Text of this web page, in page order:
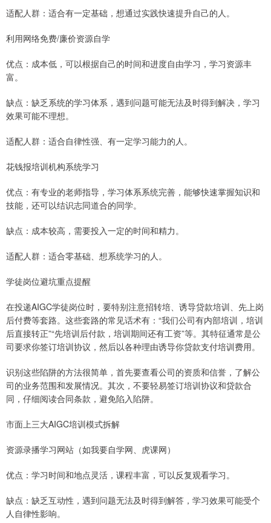
适配人群：适合有一定基础，想通过实践快速提升自己的人。
利用网络免费/廉价资源自学
优点：成本低，可以根据自己的时间和进度自由学习，学习资源丰
富。
缺点：缺乏系统的学习体系，遇到问题可能无法及时得到解决，学习
效果可能不理想。
适配人群：适合自律性强、有一定学习能力的人。
花钱报培训机构系统学习
优点：有专业的老师指导，学习体系系统完善，能够快速掌握知识和
技能，还可以结识志同道合的同学。
缺点：成本较高，需要投入一定的时间和精力。
适配人群：适合零基础、想系统学习的人。
学徒岗位避坑重点提醒
在投递AIGC学徒岗位时，要特别注意招转培、诱导贷款培训、先上岗
后付费等套路。这些套路的常见话术有：“我们公司有内部培训，培训
后直接转正”“先培训后付款，培训期间还有工资”等。其特征通常是公
司要求你签订培训协议，然后以各种理由诱导你贷款支付培训费用。
识别这些陷阱的方法很简单，首先要查看公司的资质和信誉，了解公
司的业务范围和发展情况。其次，不要轻易签订培训协议和贷款合
同，仔细阅读合同条款，避免陷入陷阱。
市面上三大AIGC培训模式拆解
资源录播学习网站（如我要自学网、虎课网）
优点：学习时间和地点灵活，课程丰富，可以反复观看学习。
缺点：缺乏互动性，遇到问题无法及时得到解答，学习效果可能受个
人自律性影响。